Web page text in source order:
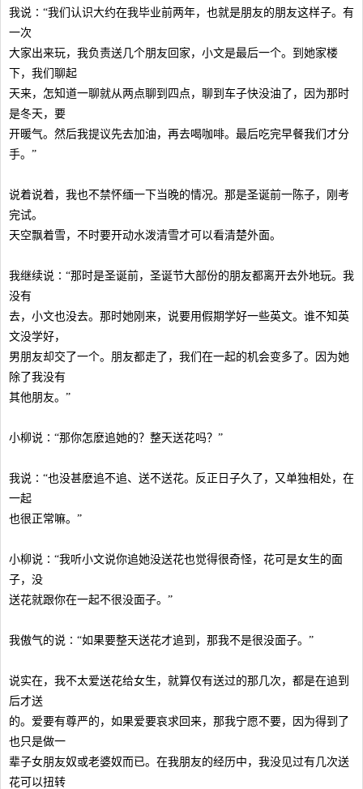
我说∶“我们认识大约在我毕业前两年，也就是朋友的朋友这样子。有
一次
大家出来玩，我负责送几个朋友回家，小文是最后一个。到她家楼
下，我们聊起
天来，怎知道一聊就从两点聊到四点，聊到车子快没油了，因为那时
是冬天，要
开暖气。然后我提议先去加油，再去喝咖啡。最后吃完早餐我们才分
手。”
说着说着，我也不禁怀缅一下当晚的情况。那是圣诞前一陈子，刚考
完试。
天空飘着雪，不时要开动水泼清雪才可以看清楚外面。
我继续说∶“那时是圣诞前，圣诞节大部份的朋友都离开去外地玩。我
没有
去，小文也没去。那时她刚来，说要用假期学好一些英文。谁不知英
文没学好，
男朋友却交了一个。朋友都走了，我们在一起的机会变多了。因为她
除了我没有
其他朋友。”
小柳说∶“那你怎麽追她的？整天送花吗？”
我说∶“也没甚麽追不追、送不送花。反正日子久了，又单独相处，在
一起
也很正常嘛。”
小柳说∶“我听小文说你追她没送花也觉得很奇怪，花可是女生的面
子，没
送花就跟你在一起不很没面子。”
我傲气的说∶“如果要整天送花才追到，那我不是很没面子。”
说实在，我不太爱送花给女生，就算仅有送过的那几次，都是在追到
后才送
的。爱要有尊严的，如果爱要哀求回来，那我宁愿不要，因为得到了
也只是做一
辈子女朋友奴或老婆奴而已。在我朋友的经历中，我没见过有几次送
花可以扭转